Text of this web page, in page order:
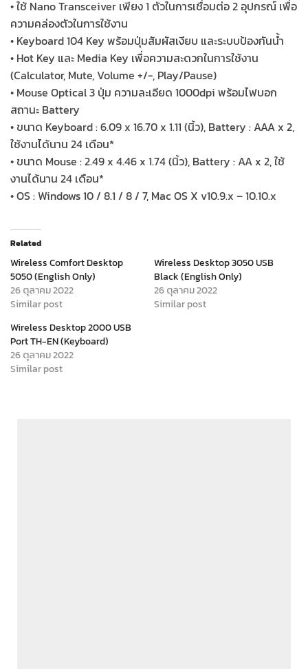
• ใช้ Nano Transceiver เพียง 1 ตัวในการเชื่อมต่อ 2 อุปกรณ์ เพื่อ
ความคล่องตัวในการใช้งาน
• Keyboard 104 Key พร้อมปุ่มสัมผัสเงียบ และระบบป้องกันน้ำ
• Hot Key และ Media Key เพื่อความสะดวกในการใช้งาน
(Calculator, Mute, Volume +/-, Play/Pause)
• Mouse Optical 3 ปุ่ม ความละเอียด 1000dpi พร้อมไฟบอก
สถานะ Battery
• ขนาด Keyboard : 6.09 x 16.70 x 1.11 (นิ้ว), Battery : AAA x 2,
ใช้งานได้นาน 24 เดือน*
• ขนาด Mouse : 2.49 x 4.46 x 1.74 (นิ้ว), Battery : AA x 2, ใช้
งานได้นาน 24 เดือน*
• OS : Windows 10 / 8.1 / 8 / 7, Mac OS X v10.9.x – 10.10.x
Related
Wireless Comfort Desktop
5050 (English Only)
26 ตุลาคม 2022
Similar post
Wireless Desktop 3050 USB
Black (English Only)
26 ตุลาคม 2022
Similar post
Wireless Desktop 2000 USB
Port TH-EN (Keyboard)
26 ตุลาคม 2022
Similar post